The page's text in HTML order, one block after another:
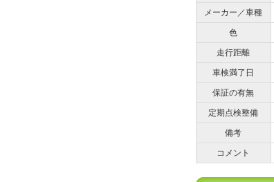
メーカー／車種
色
走行距離
車検満了日
保証の有無
定期点検整備
備考
コメント